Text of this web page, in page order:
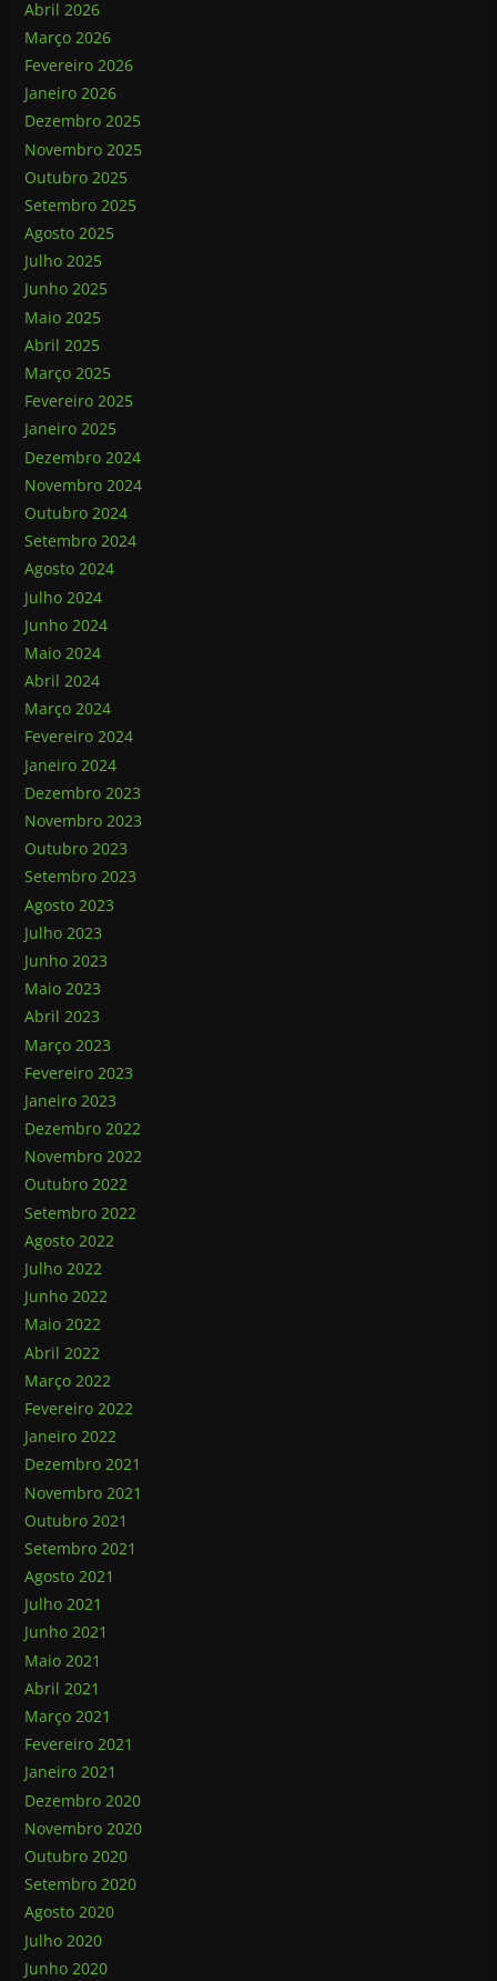
Abril 2026
Março 2026
Fevereiro 2026
Janeiro 2026
Dezembro 2025
Novembro 2025
Outubro 2025
Setembro 2025
Agosto 2025
Julho 2025
Junho 2025
Maio 2025
Abril 2025
Março 2025
Fevereiro 2025
Janeiro 2025
Dezembro 2024
Novembro 2024
Outubro 2024
Setembro 2024
Agosto 2024
Julho 2024
Junho 2024
Maio 2024
Abril 2024
Março 2024
Fevereiro 2024
Janeiro 2024
Dezembro 2023
Novembro 2023
Outubro 2023
Setembro 2023
Agosto 2023
Julho 2023
Junho 2023
Maio 2023
Abril 2023
Março 2023
Fevereiro 2023
Janeiro 2023
Dezembro 2022
Novembro 2022
Outubro 2022
Setembro 2022
Agosto 2022
Julho 2022
Junho 2022
Maio 2022
Abril 2022
Março 2022
Fevereiro 2022
Janeiro 2022
Dezembro 2021
Novembro 2021
Outubro 2021
Setembro 2021
Agosto 2021
Julho 2021
Junho 2021
Maio 2021
Abril 2021
Março 2021
Fevereiro 2021
Janeiro 2021
Dezembro 2020
Novembro 2020
Outubro 2020
Setembro 2020
Agosto 2020
Julho 2020
Junho 2020